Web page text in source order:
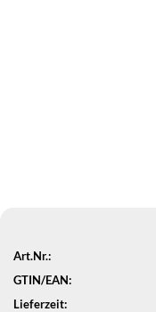
Art.Nr.:
GTIN/EAN:
Lieferzeit: